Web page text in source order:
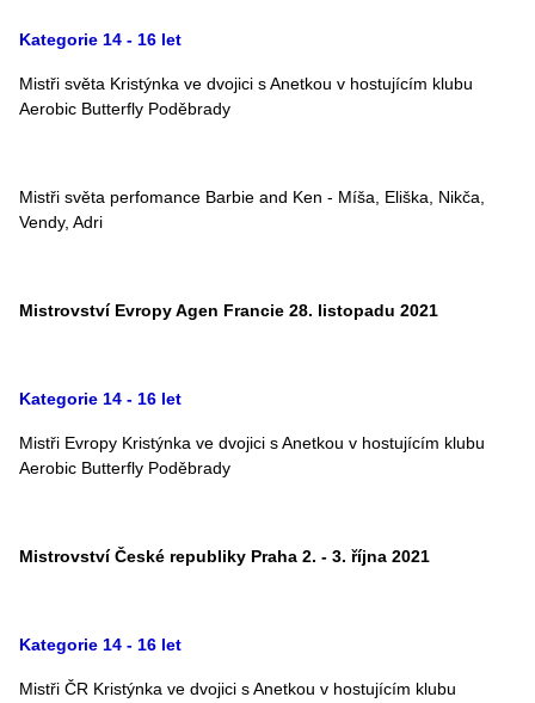
Kategorie 14 - 16 let
Mistři světa Kristýnka ve dvojici s Anetkou v hostujícím klubu
Aerobic Butterfly Poděbrady
Mistři světa perfomance Barbie and Ken - Míša, Eliška, Nikča,
Vendy, Adri
Mistrovství Evropy Agen Francie 28. listopadu 2021
Kategorie 14 - 16 let
Mistři Evropy Kristýnka ve dvojici s Anetkou v hostujícím klubu
Aerobic Butterfly Poděbrady
Mistrovství České republiky Praha 2. - 3. října 2021
Kategorie 14 - 16 let
Mistři ČR Kristýnka ve dvojici s Anetkou v hostujícím klubu